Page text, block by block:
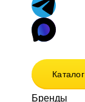
Каталог
Бренды